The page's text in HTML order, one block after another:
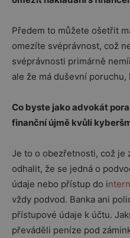
Předem to můžete ošetřit
omezíte svéprávnost, což
svéprávnosti primárně
ale že má duševní
Co byste jako advokát
finanční újmě kvůli
Je to o obezřetnosti, což je
odhalit, že se jedná o
údaje nebo přístup do i
vždy podvod. Banka ani
přístupové údaje k účtu.
převáděli peníze pod